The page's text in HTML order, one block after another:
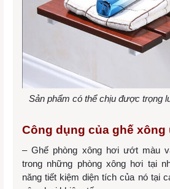
Sản phẩm có thể chịu được trọng
Công dụng của ghế
– Ghế phòng xông hơi ướt màu
trong những phòng xông hơi tại
năng tiết kiệm diện tích của nó tại